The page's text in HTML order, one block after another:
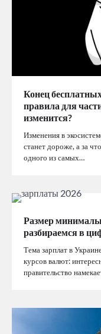
Конец
правила для
изменится?
Изменения в
станет дороже, а за
одного из самых…
Размер
разбираемся в
Тема зарплат в
курсов валют:
правительство